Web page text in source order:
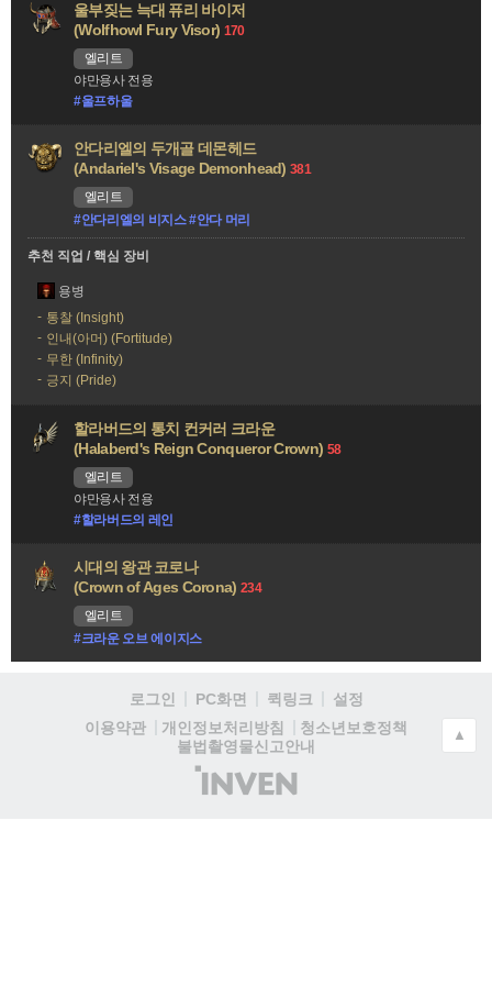
울부짖는 늑대 퓨리 바이저
(Wolfhowl Fury Visor) 170
엘리트
야만용사 전용
#울프하울
안다리엘의 두개골 데몬헤드
(Andariel's Visage Demonhead) 381
엘리트
#안다리엘의 비지스 #안다 머리
추천 직업 / 핵심 장비
용병
통찰 (Insight)
인내(아머) (Fortitude)
무한 (Infinity)
긍지 (Pride)
할라버드의 통치 컨커러 크라운
(Halaberd's Reign Conqueror Crown) 58
엘리트
야만용사 전용
#할라버드의 레인
시대의 왕관 코로나
(Crown of Ages Corona) 234
엘리트
#크라운 오브 에이지스
로그인 PC화면 퀵링크
설정
이용약관
개인정보처리방침
청소년보호정책
불법촬영물신고안내
(주)
인
▲